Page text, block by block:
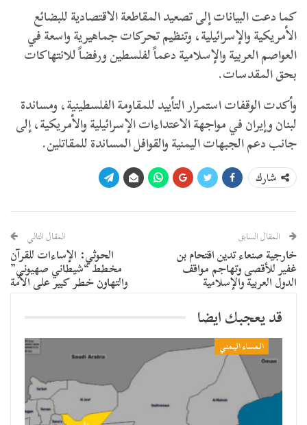
كما دعت البيانات إلى تصعيد المقاطعة الاقتصادية للبضائع
الأمريكية والإسرائيلية، وتنظيم تحركات جماهيرية واسعة في
العواصم العربية والإسلامية دعماً لفلسطين ورفضاً للانتهاكات
بحق المقدسات.
وأكدت الوقفات استمرار التأييد للمقاومة الفلسطينية، ومساندة
لبنان وإيران في مواجهة الاعتداءات الإسرائيلية والأمريكية، إلى
جانب دعم الجبهات اليمنية والقوافل المساندة للمقاتلين.
شارك
المقال السابق
خارجية صنعاء تدين اقتحام بن
غفير للأقصى وتهاجم مواقف
الدول العربية والإسلامية
المقال التالي
الحوثي: الإساءات للقرآن
مخطط “شيطاني صهيوني”
والتهاون خطر كبير على الأمة
قد يعجبك ايضا
المساء اليمني